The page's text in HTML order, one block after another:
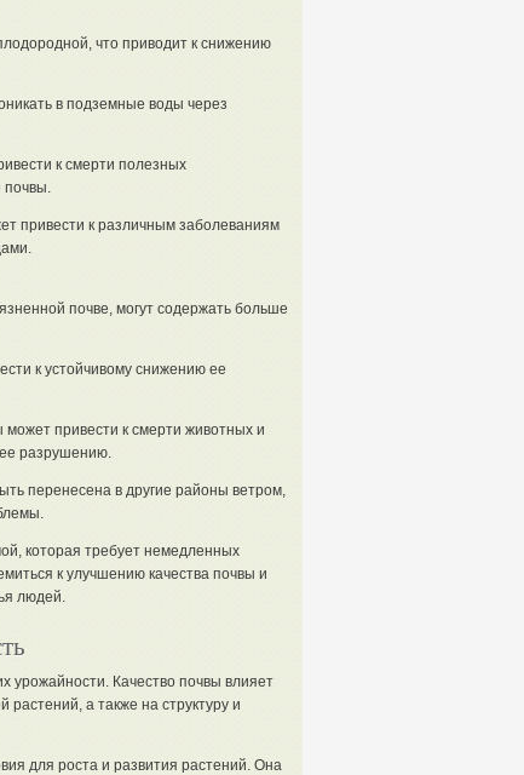
что приводит к снижению
в подземные воды через
к смерти полезных
почвы.
привести к различным заболеваниям
почве, могут содержать больше
к устойчивому снижению ее
может привести к смерти животных и
разрушению.
перенесена в другие районы ветром,
которая требует немедленных
к улучшению качества почвы и
людей.
урожайности. Качество почвы влияет
растений, а также на структуру и
для роста и развития растений. Она